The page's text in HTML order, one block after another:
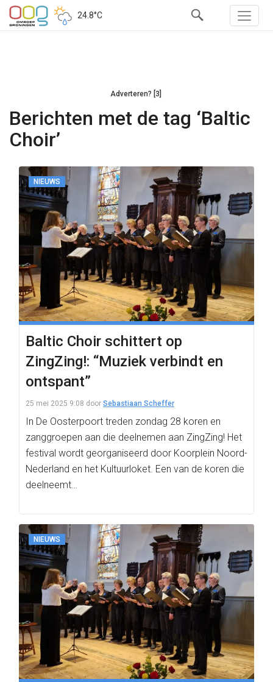
24.8°C
Adverteren? [3]
Berichten met de tag ‘Baltic
Choir’
NIEUWS
Baltic Choir schittert op
ZingZing!: “Muziek verbindt en
ontspant”
25 mei 2025 9:08 door Sebastiaan Scheffer
In De Oosterpoort treden zondag 28 koren en
zanggroepen aan die deelnemen aan ZingZing! Het
festival wordt georganiseerd door Koorplein Noord-
Nederland en het Kultuurloket. Een van de koren die
deelneemt…
NIEUWS